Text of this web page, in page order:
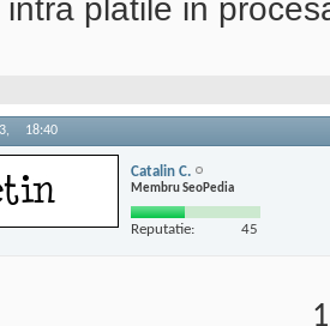
intra platile in
18:40
Catalin C.
Membru SeoPedia
Reputatie: 45